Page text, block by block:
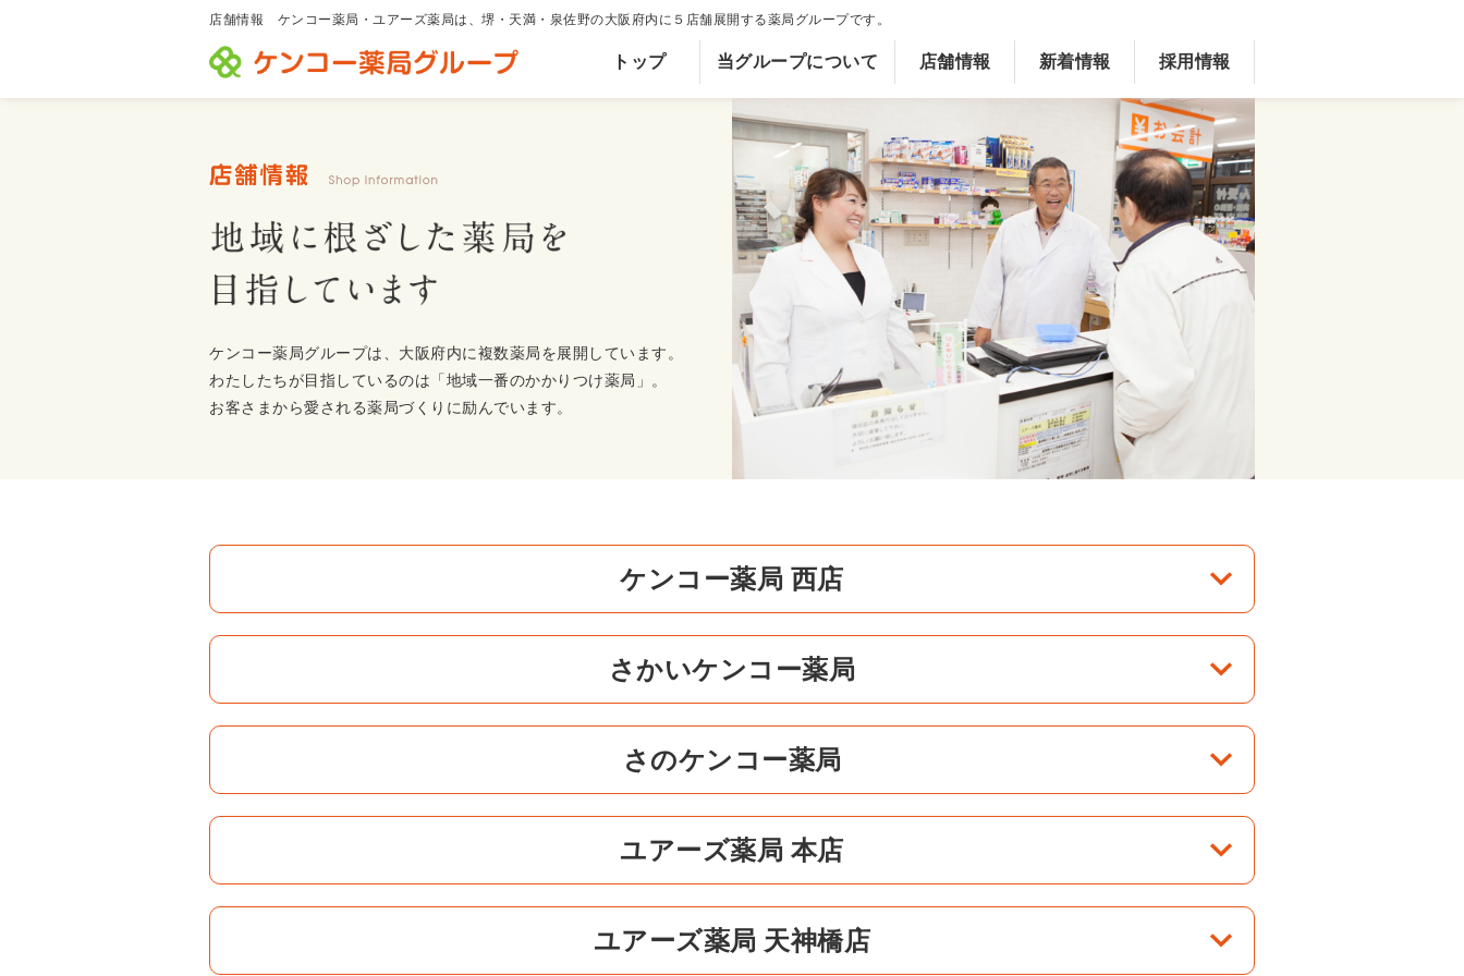
店舗情報 ケンコー薬局・ユアーズ薬局は、堺・天満・泉佐野の大阪府内に５店舗展開する薬局グループです。
トップ 当グループについて 店舗情報 新着情報 採用情報
ケンコー薬局グループは、大阪府内に複数薬局を展開しています。
わたしたちが目指しているのは「地域一番のかかりつけ薬局」。
お客さまから愛される薬局づくりに励んでいます。
ケンコー薬局 西店
さかいケンコー薬局
さのケンコー薬局
ユアーズ薬局 本店
ユアーズ薬局 天神橋店